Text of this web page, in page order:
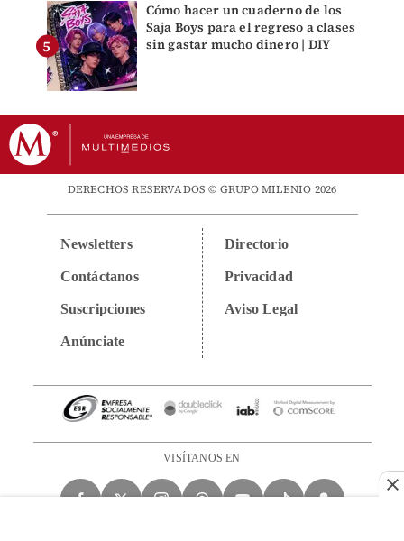
Cómo hacer un cuaderno de los
Saja Boys para el regreso a clases
sin gastar mucho dinero | DIY
DERECHOS RESERVADOS © GRUPO MILENIO 2026
Newsletters
Contáctanos
Suscripciones
Anúnciate
Directorio
Privacidad
Aviso Legal
VISÍTANOS EN